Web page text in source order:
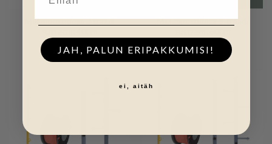
Metallpostidega 3 traadi
Metallpostidega 3-traadi
JAH, PALUN ERIPAKKUMISI!
ei, aitäh